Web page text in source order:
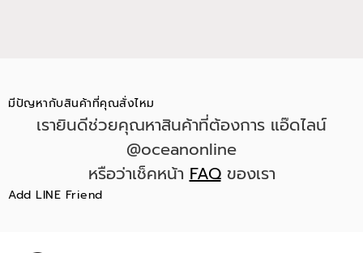
มีปัญหากับสินค้าที่คุณสั่งไหม
เรายินดีช่วยคุณหาสินค้าที่ต้องการ แอ๊ดไลน์
@oceanonline
หรือว่าเช็คหน้าFAQของเรา
Add LINE Friend